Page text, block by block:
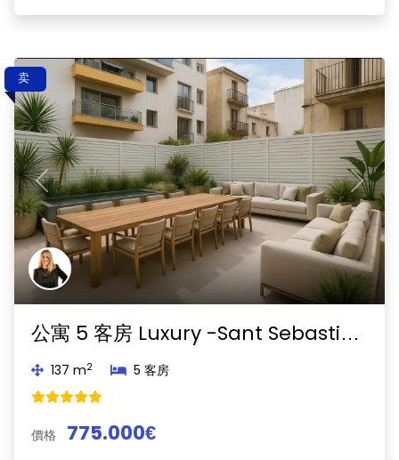
卖
Previous Next
公寓 5 客房 Luxury -Sant Sebastià-Sitges
137 m2 5 客房
價格 775.000€